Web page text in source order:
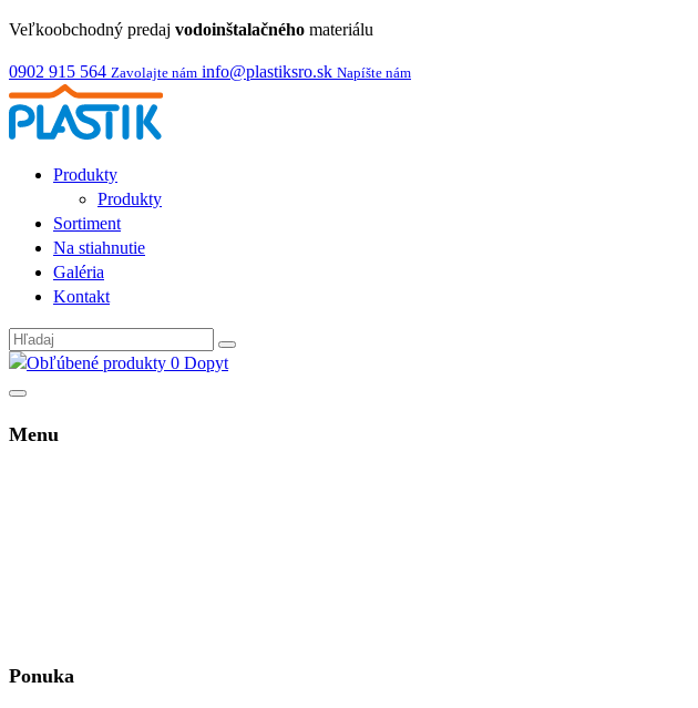
Veľkoobchodný predaj vodoinštalačného materiálu
0902 915 564 Zavolajte nám info@plastiksro.sk Napíšte nám
Produkty
Produkty
Sortiment
Na stiahnutie
Galéria
Kontakt
0 Dopyt
Menu
Ponuka